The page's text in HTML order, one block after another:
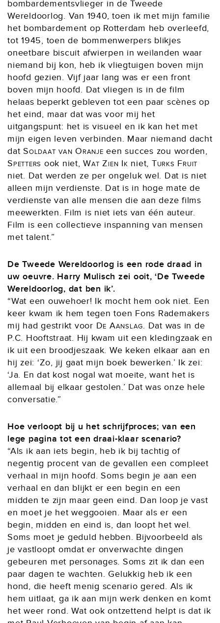
bombardementsvlieger in de Tweede
Wereldoorlog. Van 1940, toen ik met mijn familie
het bombardement op Rotterdam heb overleefd,
tot 1945, toen de bommenwerpers blikjes
oneetbare biscuit afwierpen in weilanden waar
niemand bij kon, heb ik vliegtuigen boven mijn
hoofd gezien. Vijf jaar lang was er een front
boven mijn hoofd. Dat vliegen is in de film
helaas beperkt gebleven tot een paar scènes op
het eind, maar dat was voor mij het
uitgangspunt: het is visueel en ik kan het met
mijn eigen leven verbinden. Maar niemand dacht
datSoldaat van Oranje een succes zou worden,
Spetters ook niet,Wat Zien Ik niet, Turks Fruit
niet. Dat werden ze per ongeluk wel. Dat is niet
alleen mijn verdienste. Dat is in hoge mate de
verdienste van alle mensen die aan deze films
meewerkten. Film is niet iets van één auteur.
Film is een collectieve inspanning van mensen
met talent.”
De Tweede Wereldoorlog is een rode draad in
uw oeuvre. Harry Mulisch zei ooit, ‘De Tweede
Wereldoorlog, dat ben ik’.
“Wat een ouwehoer! Ik mocht hem ook niet. Een
keer kwam ik hem tegen toen Fons Rademakers
mij had gestrikt voor De Aanslag. Dat was in de
P.C. Hooftstraat. Hij kwam uit een kledingzaak en
ik uit een broodjeszaak. We keken elkaar aan en
hij zei: ‘Zo, jij gaat mijn boek bewerken.’ Ik zei:
‘Ja. En dat kost nogal wat moeite, want het is
allemaal bij elkaar gestolen.’ Dat was onze hele
conversatie.”
Hoe verloopt bij u het schrijfproces; van een
lege pagina tot een draai-klaar scenario?
“Als ik aan iets begin, heb ik bij tachtig of
negentig procent van de gevallen een compleet
verhaal in mijn hoofd. Soms begin je aan een
verhaal en dan blijkt er een begin en een
midden te zijn maar geen eind. Dan loop je vast
en moet je het weggooien. Maar als er een
begin, midden en eind is, dan loopt het wel.
Soms moet je geduld hebben. Bijvoorbeeld als
je vastloopt omdat er onverwachte dingen
gebeuren met personages. Soms zit ik dan een
paar dagen te wachten. Gelukkig heb ik een
hond, die heeft menig scenario gered. Als ik
hem uitlaat, ga ik aan mijn werk denken en komt
het weer rond. Wat ook ontzettend helpt is dat ik